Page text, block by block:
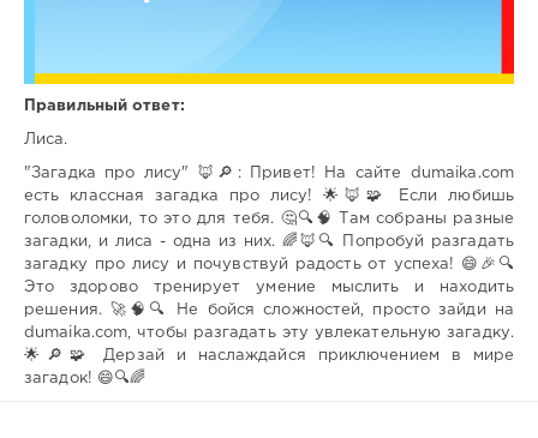
Правильный ответ:
Лиса.
"Загадка про лису" 🦊🔎: Привет! На сайте dumaika.com
есть классная загадка про лису! 🌟🦊🧩 Если любишь
головоломки, то это для тебя. 🤔🔍🧠 Там собраны разные
загадки, и лиса - одна из них. 🌈🦊🔍 Попробуй разгадать
загадку про лису и почувствуй радость от успеха! 😄🎉🔍
Это здорово тренирует умение мыслить и находить
решения. 🚀🧠🔍 Не бойся сложностей, просто зайди на
dumaika.com, чтобы разгадать эту увлекательную загадку.
🌟🔎🧩 Дерзай и наслаждайся приключением в мире
загадок! 😄🔍🌈